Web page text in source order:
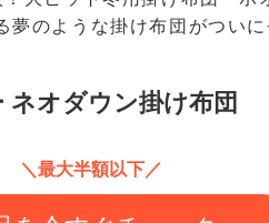
夢のような掛け布団がついに
ネオダウン掛け布団
＼最大半額以下／